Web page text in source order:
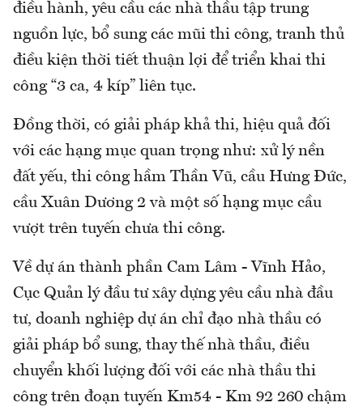
điều hành, yêu cầu các nhà thầu tập trung
nguồn lực, bổ sung các mũi thi công, tranh thủ
điều kiện thời tiết thuận lợi để triển khai thi
công “3 ca, 4 kíp” liên tục.
Đồng thời, có giải pháp khả thi, hiệu quả đối
với các hạng mục quan trọng như: xử lý nền
đất yếu, thi công hầm Thần Vũ, cầu Hưng Đức,
cầu Xuân Dương 2 và một số hạng mục cầu
vượt trên tuyến chưa thi công.
Về dự án thành phần Cam Lâm - Vĩnh Hảo,
Cục Quản lý đầu tư xây dựng yêu cầu nhà đầu
tư, doanh nghiệp dự án chỉ đạo nhà thầu có
giải pháp bổ sung, thay thế nhà thầu, điều
chuyển khối lượng đối với các nhà thầu thi
công trên đoạn tuyến Km54 - Km 92 260 chậm